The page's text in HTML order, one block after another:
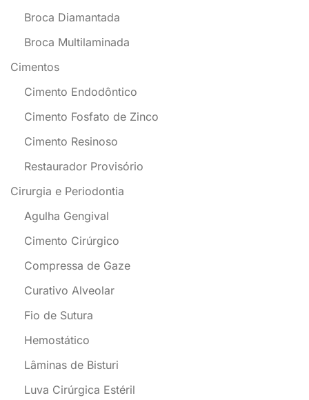
Broca Diamantada
Broca Multilaminada
Cimentos
Cimento Endodôntico
Cimento Fosfato de Zinco
Cimento Resinoso
Restaurador Provisório
Cirurgia e Periodontia
Agulha Gengival
Cimento Cirúrgico
Compressa de Gaze
Curativo Alveolar
Fio de Sutura
Hemostático
Lâminas de Bisturi
Luva Cirúrgica Estéril